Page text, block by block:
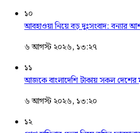
১০
আবহাওয়া নিয়ে বড় দুঃসংবাদ: বন্যার
৬ আগস্ট ২০২৬, ১৩:২৭
১১
আজকে বাংলাদেশি টাকায় সকল
৬ আগস্ট ২০২৬, ১৩:২০
১২